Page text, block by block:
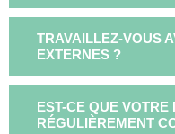
TRAVAILLEZ-VOUS
EXTERNES ?
EST-CE QUE VOTRE
RÉGULIÈREMENT